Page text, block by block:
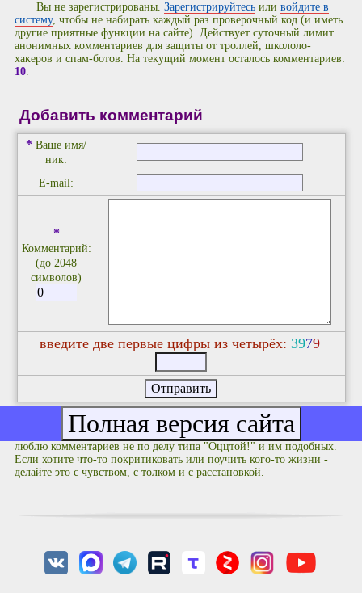
Вы не зарегистрированы.Зарегистрируйтесь иливойдите в
систему, чтобы не набирать каждый раз проверочный код (и иметь
другие приятные функции на сайте). Действует суточный лимит
анонимных комментариев для защиты от троллей, школоло-
хакеров и спам-ботов. На текущий момент осталось комментариев:
10.
Добавить комментарий
* Ваше имя/
ник:
E-mail:
*
Комментарий:
(до 2048
символов)
введите две первые цифры из четырёх: 3979
Фулюганствовать не надо: соблюдайте правила приличия. Я не
люблю комментариев не по делу типа "Оццтой!" и им подобных.
Если хотите что-то покритиковать или поучить кого-то жизни -
делайте это с чувством, с толком и с расстановкой.